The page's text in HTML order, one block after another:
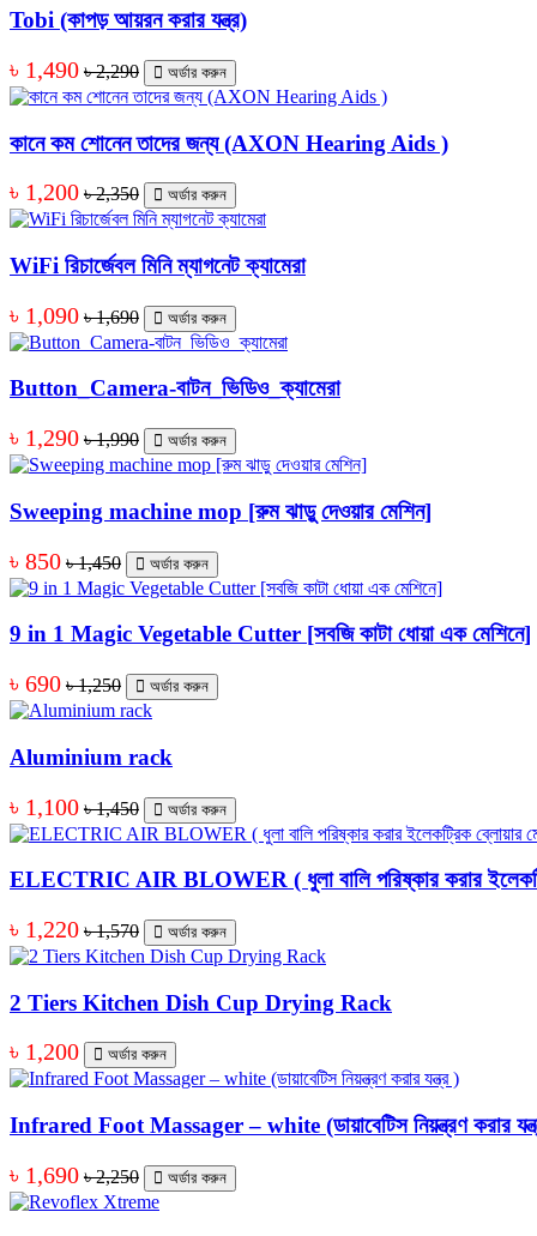
Tobi (কাপড় আয়রন করার যন্ত্র)
৳ 1,490 ৳ 2,290 অর্ডার করুন
কানে কম শোনেন তাদের জন্য (AXON Hearing Aids )
৳ 1,200 ৳ 2,350 অর্ডার করুন
WiFi রিচার্জেবল মিনি ম্যাগনেট ক্যামেরা
৳ 1,090 ৳ 1,690 অর্ডার করুন
Button_Camera-বাটন_ভিডিও_ক্যামেরা
৳ 1,290 ৳ 1,990 অর্ডার করুন
Sweeping machine mop [রুম ঝাড়ু দেওয়ার মেশিন]
৳ 850 ৳ 1,450 অর্ডার করুন
9 in 1 Magic Vegetable Cutter [সবজি কাটা ধোয়া এক মেশিনে]
৳ 690 ৳ 1,250 অর্ডার করুন
Aluminium rack
৳ 1,100 ৳ 1,450 অর্ডার করুন
ELECTRIC AIR BLOWER ( ধুলা বালি পরিষ্কার করার
৳ 1,220 ৳ 1,570 অর্ডার করুন
2 Tiers Kitchen Dish Cup Drying Rack
৳ 1,200 অর্ডার করুন
Infrared Foot Massager – white (ডায়াবেটিস নিয়ন্ত্রণ করার
৳ 1,690 ৳ 2,250 অর্ডার করুন